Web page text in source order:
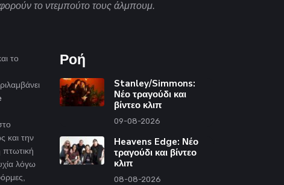
το ντεμπούτο τους άλμπουμ.
το
και την
πτωτική
λόγω
Ροή
Stanley/Simmons:
Νέο τραγούδι και
βίντεο κλιπ
09-08-2026
Heavens Edge: Νέο
τραγούδι και βίντεο
κλιπ
08-08-2026